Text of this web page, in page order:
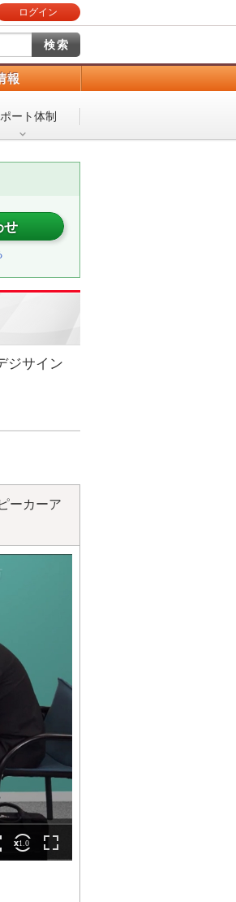
ログイン
報
ート体制
せ
ジサイン
ーカーア